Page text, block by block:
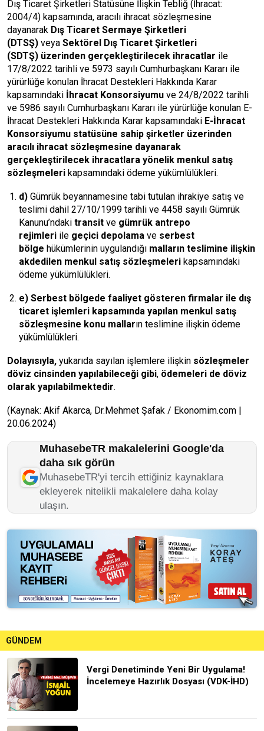
Dış Ticaret Şirketleri Statüsüne İlişkin Tebliğ (İhracat:
2004/4) kapsamında, aracılı ihracat sözleşmesine
dayanarak Dış Ticaret Sermaye Şirketleri
(DTSŞ) veya Sektörel Dış Ticaret Şirketleri
(SDTŞ) üzerinden gerçekleştirilecek ihracatlar ile
17/8/2022 tarihli ve 5973 sayılı Cumhurbaşkanı Kararı ile
yürürlüğe konulan İhracat Destekleri Hakkında Karar
kapsamındaki İhracat Konsorsiyumu ve 24/8/2022 tarihli
ve 5986 sayılı Cumhurbaşkanı Kararı ile yürürlüğe konulan E-
İhracat Destekleri Hakkında Karar kapsamındaki E-İhracat
Konsorsiyumu statüsüne sahip şirketler üzerinden
aracılı ihracat sözleşmesine dayanarak
gerçekleştirilecek ihracatlara yönelik menkul satış
sözleşmeleri kapsamındaki ödeme yükümlülükleri.
d) Gümrük beyannamesine tabi tutulan ihrakiye satış ve
teslimi dahil 27/10/1999 tarihli ve 4458 sayılı Gümrük
Kanunu’ndaki transit ve gümrük antrepo
rejimleri ile geçici depolama ve serbest
bölge hükümlerinin uygulandığı malların teslimine ilişkin
akdedilen menkul satış sözleşmeleri kapsamındaki
ödeme yükümlülükleri.
e) Serbest bölgede faaliyet gösteren firmalar ile dış
ticaret işlemleri kapsamında yapılan menkul satış
sözleşmesine konu malların teslimine ilişkin ödeme
yükümlülükleri.
Dolayısıyla, yukarıda sayılan işlemlere ilişkin sözleşmeler
döviz cinsinden yapılabileceği gibi, ödemeleri de döviz
olarak yapılabilmektedir.
(Kaynak: Akif Akarca, Dr.Mehmet Şafak / Ekonomim.com |
20.06.2024)
MuhasebeTR makalelerini Google'da
daha sık görün
MuhasebeTR'yi tercih ettiğiniz kaynaklara
ekleyerek nitelikli makalelere daha kolay
ulaşın.
GÜNDEM
Vergi Denetiminde Yeni Bir Uygulama!
İncelemeye Hazırlık Dosyası (VDK-İHD)